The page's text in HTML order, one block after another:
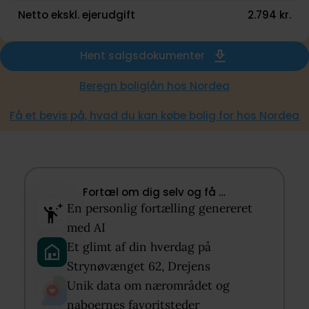
toner. Det er også tilladt at opføre carport/garage
løb. Og byg nyt i Drejens!
Velkommen på Strynøvænget !
Netto ekskl. ejerudgift
2.794 kr.
Hent salgsdokumenter
Beregn boliglån hos Nordea
Få et bevis på, hvad du kan købe bolig for hos Nordea
Fortæl om dig selv og få …​
En personlig fortælling genereret
med AI​
Et glimt af din hverdag på
Strynøvænget 62, Drejens​
Unik data om nærområdet og
naboernes favoritsteder​